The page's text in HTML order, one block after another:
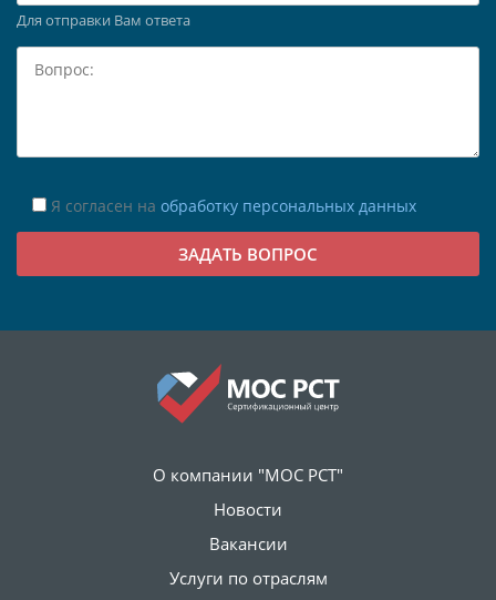
Для отправки Вам ответа
Я согласен на обработку персональных данных
О компании "МОС РСТ"
Новости
Вакансии
Услуги по отраслям